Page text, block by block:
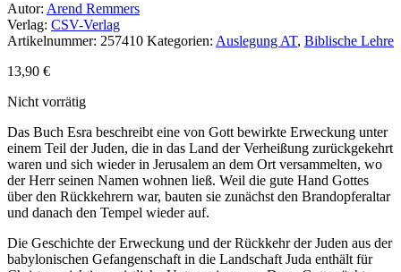
Autor: Arend Remmers
Verlag: CSV-Verlag
Artikelnummer: 257410 Kategorien: Auslegung AT, Biblische Lehre
13,90 €
Nicht vorrätig
Das Buch Esra beschreibt eine von Gott bewirkte Erweckung unter
einem Teil der Juden, die in das Land der Verheißung zurückgekehrt
waren und sich wieder in Jerusalem an dem Ort versammelten, wo
der Herr seinen Namen wohnen ließ. Weil die gute Hand Gottes
über den Rückkehrern war, bauten sie zunächst den Brandopferaltar
und danach den Tempel wieder auf.
Die Geschichte der Erweckung und der Rückkehr der Juden aus der
babylonischen Gefangenschaft in die Landschaft Juda enthält für